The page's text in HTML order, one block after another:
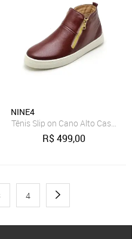
Macio Estilosa - Café
NINE4
R$499,00
4